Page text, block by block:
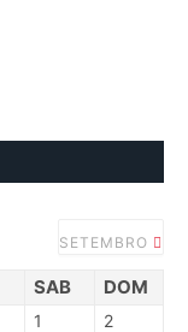
SETEMBRO
SAB DOM
1 2